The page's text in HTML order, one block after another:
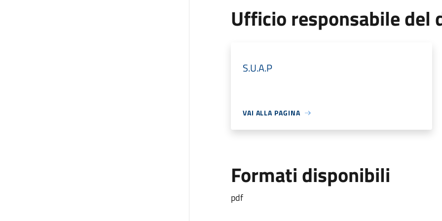
Ufficio responsabile del
S.U.A.P
VAI ALLA PAGINA
Formati disponibili
pdf